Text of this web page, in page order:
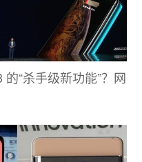
“杀手级新功能”？网